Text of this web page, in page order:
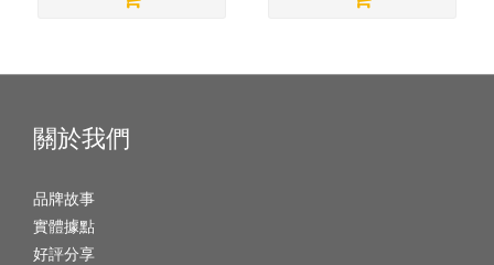
關於我們
品牌故事
實體據點
好評分享